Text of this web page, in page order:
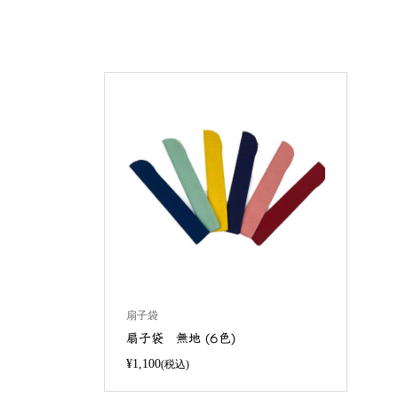
扇子袋
扇子袋 無地 (6色)
¥1,100(税込)